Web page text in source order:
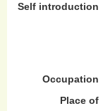
Self introduction
Occupation
Place of